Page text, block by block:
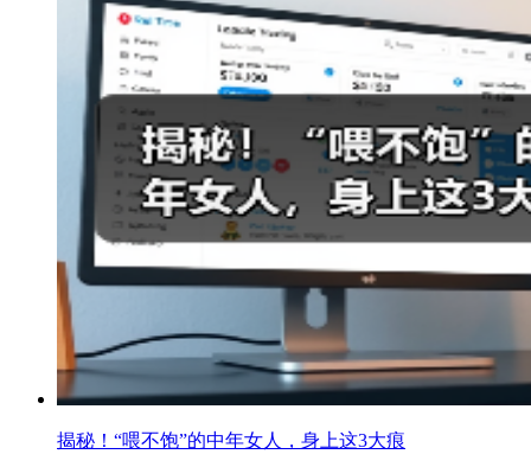
揭秘！“喂不饱”的中年女人，身上这3大痕